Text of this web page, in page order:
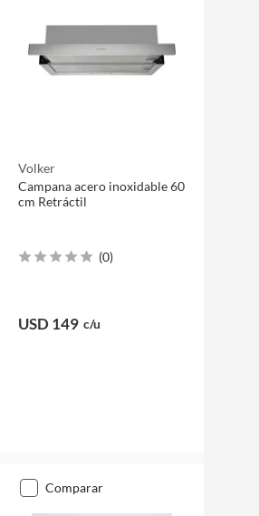
Volker
Campana acero inoxidable 60
cm Retráctil
(0)
USD 149 c/u
comparar